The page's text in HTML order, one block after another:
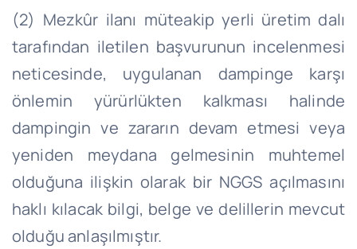
(2) Mezkûr ilanı müteakip yerli üretim dalı
tarafından iletilen başvurunun incelenmesi
neticesinde, uygulanan dampinge karşı
önlemin yürürlükten kalkması halinde
dampingin ve zararın devam etmesi veya
yeniden meydana gelmesinin muhtemel
olduğuna ilişkin olarak bir NGGS açılmasını
haklı kılacak bilgi, belge ve delillerin mevcut
olduğu anlaşılmıştır.